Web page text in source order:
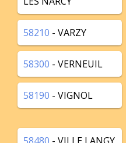
58210 - VARZY
58300 - VERNEUIL
58190 - VIGNOL